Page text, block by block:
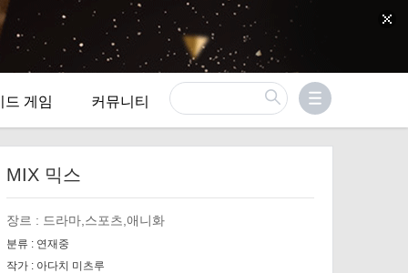
드 게임 커뮤니티
MIX 믹스
장르 : 드라마,스포츠,애니화
분류 : 연재중
작가 : 아다치 미츠루